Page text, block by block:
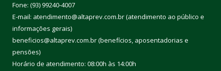
Fone: (93) 99240-4007
E-mail: atendimento@altaprev.com.br (atendimento ao público e
informações gerais)
beneficios@altaprev.com.br (benefícios, aposentadorias e
pensões)
Horário de atendimento: 08:00h às 14:00h